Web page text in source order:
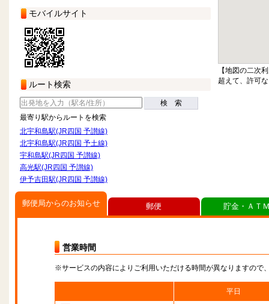
モバイルサイト
ルート検索
検 索
最寄り駅からルートを検索
北宇和島駅(JR四国 予讃線)
北宇和島駅(JR四国 予土線)
宇和島駅(JR四国 予讃線)
高光駅(JR四国 予讃線)
伊予吉田駅(JR四国 予讃線)
【地図の二次
超えて、許可
郵便局からのお知らせ
営業時間
※サービスの内容によりご利用いただける時間が異なりますので
平日
郵便 貯金・ＡＴ